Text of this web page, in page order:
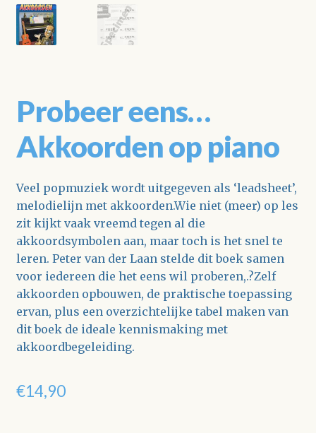
Probeer eens…
Akkoorden op piano
Veel popmuziek wordt uitgegeven als ‘leadsheet’,
melodielijn met akkoorden.Wie niet (meer) op les
zit kijkt vaak vreemd tegen al die
akkoordsymbolen aan, maar toch is het snel te
leren. Peter van der Laan stelde dit boek samen
voor iedereen die het eens wil proberen,.?Zelf
akkoorden opbouwen, de praktische toepassing
ervan, plus een overzichtelijke tabel maken van
dit boek de ideale kennismaking met
akkoordbegeleiding.
€14,90